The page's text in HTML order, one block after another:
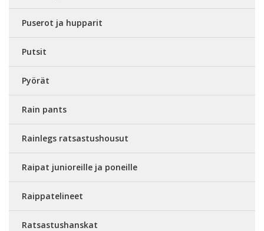
Puserot ja hupparit
Putsit
Pyörät
Rain pants
Rainlegs ratsastushousut
Raipat junioreille ja poneille
Raippatelineet
Ratsastushanskat